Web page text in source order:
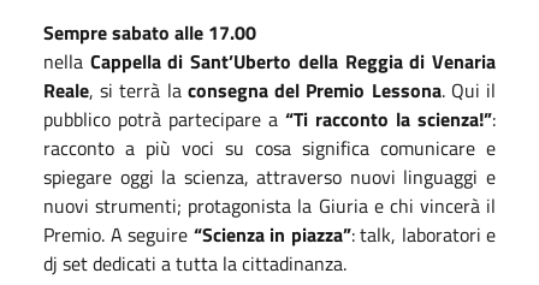
Sempre sabato alle 17.00
nella Cappella di Sant’Uberto della Reggia di Venaria
Reale, si terrà la consegna del Premio Lessona. Qui il
pubblico potrà partecipare a “Ti racconto la scienza!”:
racconto a più voci su cosa significa comunicare e
spiegare oggi la scienza, attraverso nuovi linguaggi e
nuovi strumenti; protagonista la Giuria e chi vincerà il
Premio. A seguire “Scienza in piazza”: talk, laboratori e
dj set dedicati a tutta la cittadinanza.